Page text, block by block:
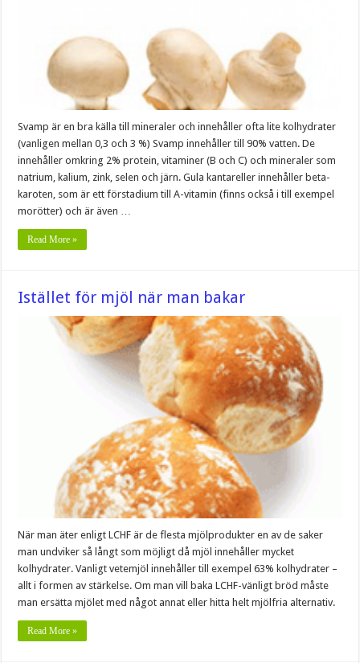
Svamp är en bra källa till mineraler och innehåller ofta lite kolhydrater
(vanligen mellan 0,3 och 3 %) Svamp innehåller till 90% vatten. De
innehåller omkring 2% protein, vitaminer (B och C) och mineraler som
natrium, kalium, zink, selen och järn. Gula kantareller innehåller beta-
karoten, som är ett förstadium till A-vitamin (finns också i till exempel
morötter) och är även …
Read More »
Istället för mjöl när man bakar
När man äter enligt LCHF är de flesta mjölprodukter en av de saker
man undviker så långt som möjligt då mjöl innehåller mycket
kolhydrater. Vanligt vetemjöl innehåller till exempel 63% kolhydrater –
allt i formen av stärkelse. Om man vill baka LCHF-vänligt bröd måste
man ersätta mjölet med något annat eller hitta helt mjölfria alternativ.
Read More »